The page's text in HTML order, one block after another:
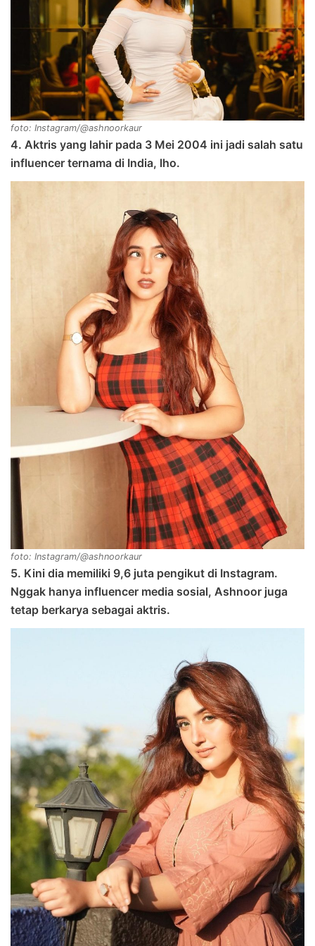
foto: Instagram/@ashnoorkaur
4. Aktris yang lahir pada 3 Mei 2004 ini jadi salah satu
influencer ternama di India, lho.
foto: Instagram/@ashnoorkaur
5. Kini dia memiliki 9,6 juta pengikut di Instagram.
Nggak hanya influencer media sosial, Ashnoor juga
tetap berkarya sebagai aktris.